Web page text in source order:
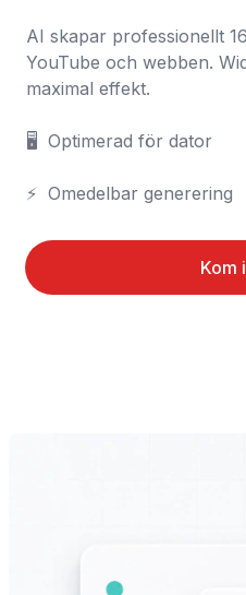
AI skapar professionellt
YouTube och webben.
maximal effekt.
🖥️	Optimerad för dator
⚡	Omedelbar generering
Kom